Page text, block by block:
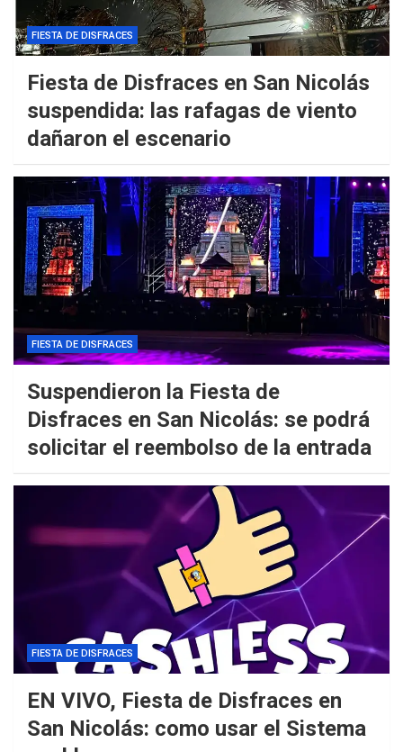
FIESTA DE DISFRACES
Fiesta de Disfraces en San Nicolás
suspendida: las rafagas de viento
dañaron el escenario
FIESTA DE DISFRACES
Suspendieron la Fiesta de
Disfraces en San Nicolás: se podrá
solicitar el reembolso de la entrada
FIESTA DE DISFRACES
EN VIVO, Fiesta de Disfraces en
San Nicolás: como usar el Sistema